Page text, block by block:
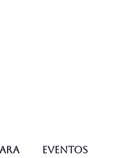
Eventos